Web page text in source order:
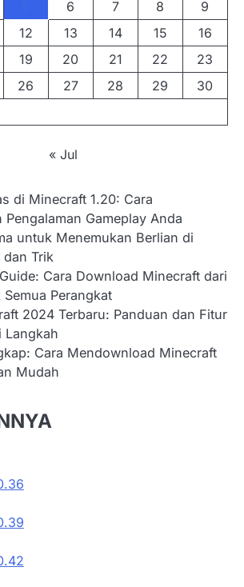
6 7 8
9
12 13 14 15
16
19 20 21 22
23
26 27 28 29
30
« Jul
di Minecraft 1.20: Cara
Gameplay Anda
untuk Menemukan Berlian di
Trik
Cara Download Minecraft dari
Perangkat
2024 Terbaru: Panduan dan Fitur
Langkah
Cara Mendownload Minecraft
Mudah